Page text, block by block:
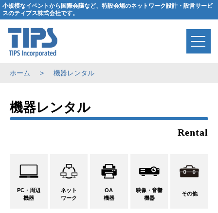
小規模なイベントから国際会議など、特設会場のネットワーク設計・設営サービ
スのティプス株式会社です。
ホーム 機器レンタル
機器レンタル
Rental
PC・周辺
機器
ネット
ワーク
OA
機器
映像・音響
機器
その他